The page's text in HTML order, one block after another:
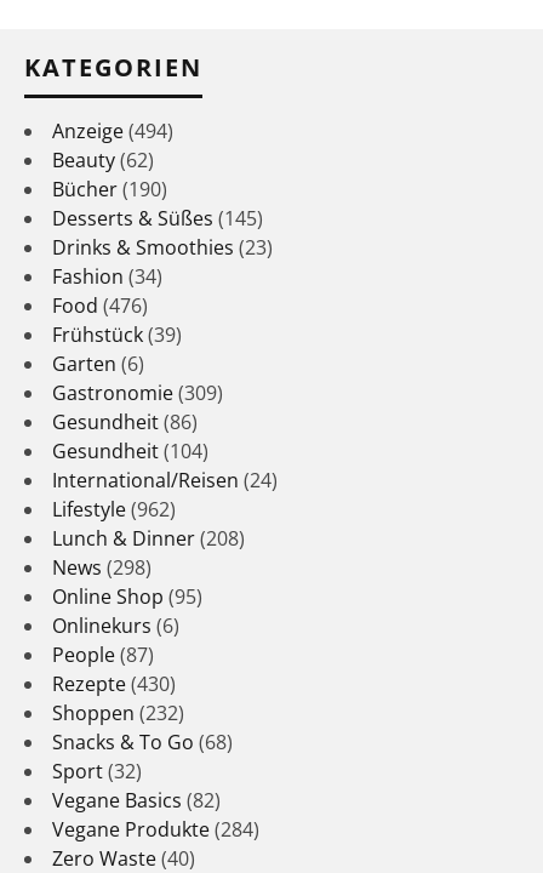
KATEGORIEN
Anzeige(494)
Beauty(62)
Bücher(190)
Desserts & Süßes (145)
Drinks & Smoothies (23)
Fashion (34)
Food (476)
Frühstück(39)
Garten (6)
Gastronomie(309)
Gesundheit(86)
Gesundheit(104)
International/Reisen (24)
Lifestyle(962)
Lunch & Dinner(208)
News (298)
Online Shop (95)
Onlinekurs (6)
People(87)
Rezepte(430)
Shoppen (232)
Snacks & To Go (68)
Sport(32)
Vegane Basics (82)
Vegane Produkte(284)
Zero Waste(40)